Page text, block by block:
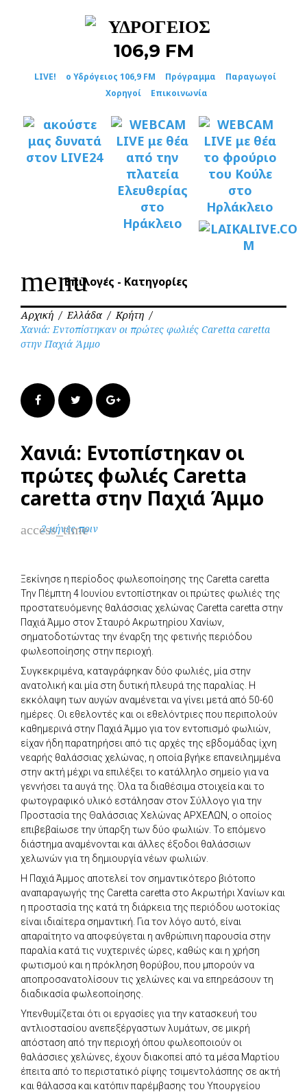
LIVE! ο Υδρόγειος 106,9 FM Πρόγραμμα
Παραγωγοί
Χορηγοί
Επικοινωνία
menuΕπιλογές - Κατηγορίες
Αρχική / Ελλάδα / Κρήτη /
Χανιά: Εντοπίστηκαν οι πρώτες φωλιές Caretta caretta
στην Παχιά Άμμο
FacebookTwitter Google+
Χανιά: Εντοπίστηκαν οι
πρώτες φωλιές Caretta
caretta στην Παχιά Άμμο
access_time
2 μήνες πριν
Ξεκίνησε η περίοδος φωλεοποίησης της Caretta caretta
Την Πέμπτη 4 Ιουνίου εντοπίστηκαν οι πρώτες φωλιές της
προστατευόμενης θαλάσσιας χελώνας Caretta caretta στην
Παχιά Άμμο στον Σταυρό Ακρωτηρίου Χανίων,
σηματοδοτώντας την έναρξη της φετινής περιόδου
φωλεοποίησης στην περιοχή.
Συγκεκριμένα, καταγράφηκαν δύο φωλιές, μία στην
ανατολική και μία στη δυτική πλευρά της παραλίας. Η
εκκόλαψη των αυγών αναμένεται να γίνει μετά από 50-60
ημέρες. Οι εθελοντές και οι εθελόντριες που περιπολούν
καθημερινά στην Παχιά Άμμο για τον εντοπισμό φωλιών,
είχαν ήδη παρατηρήσει από τις αρχές της εβδομάδας ίχνη
νεαρής θαλάσσιας χελώνας, η οποία βγήκε επανειλημμένα
στην ακτή μέχρι να επιλέξει το κατάλληλο σημείο για να
γεννήσει τα αυγά της. Όλα τα διαθέσιμα στοιχεία και το
φωτογραφικό υλικό εστάλησαν στον Σύλλογο για την
Προστασία της Θαλάσσιας Χελώνας ΑΡΧΕΛΩΝ, ο οποίος
επιβεβαίωσε την ύπαρξη των δύο φωλιών. Το επόμενο
διάστημα αναμένονται και άλλες έξοδοι θαλάσσιων
χελωνών για τη δημιουργία νέων φωλιών.
Η Παχιά Άμμος αποτελεί τον σημαντικότερο βιότοπο
αναπαραγωγής της Caretta caretta στο Ακρωτήρι Χανίων και
η προστασία της κατά τη διάρκεια της περιόδου ωοτοκίας
είναι ιδιαίτερα σημαντική. Για τον λόγο αυτό, είναι
απαραίτητο να αποφεύγεται η ανθρώπινη παρουσία στην
παραλία κατά τις νυχτερινές ώρες, καθώς και η χρήση
φωτισμού και η πρόκληση θορύβου, που μπορούν να
αποπροσανατολίσουν τις χελώνες και να επηρεάσουν τη
διαδικασία φωλεοποίησης.
Υπενθυμίζεται ότι οι εργασίες για την κατασκευή του
αντλιοστασίου ανεπεξέργαστων λυμάτων, σε μικρή
απόσταση από την περιοχή όπου φωλεοποιούν οι
θαλάσσιες χελώνες, έχουν διακοπεί από τα μέσα Μαρτίου
έπειτα από το περιστατικό ρίψης τσιμεντολάσπης σε ακτή
και θάλασσα και κατόπιν παρέμβασης του Υπουργείου